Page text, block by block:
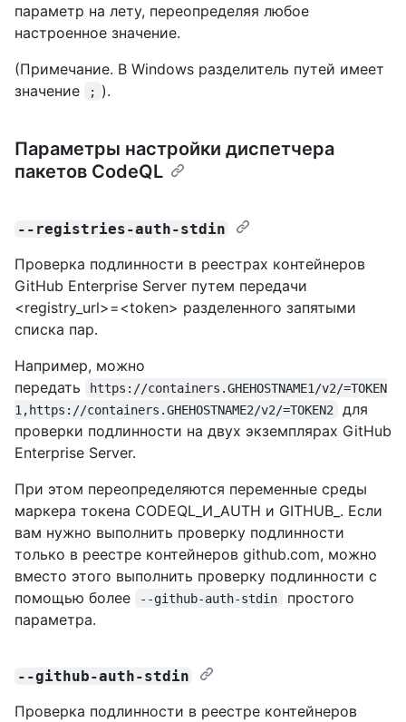
параметр на лету, переопределяя любое
настроенное значение.
(Примечание. В Windows разделитель путей имеет
значение
; ).
Параметры настройки диспетчера
пакетов CodeQL
--registries-auth-stdin
Проверка подлинности в реестрах контейнеров
GitHub Enterprise Server путем передачи
<registry_url>=<token> разделенного запятыми
списка пар.
Например, можно
передать
https://containers.GHEHOSTNAME1/v2/=TOKEN
1,https://containers.GHEHOSTNAME2/v2/=TOKEN2
для
проверки подлинности на двух экземплярах GitHub
Enterprise Server.
При этом переопределяются переменные среды
маркера токена CODEQL_И_AUTH и GITHUB_. Если
вам нужно выполнить проверку подлинности
только в реестре контейнеров github.com, можно
вместо этого выполнить проверку подлинности с
помощью более
--github-auth-stdin
простого
параметра.
--github-auth-stdin
Проверка подлинности в реестре контейнеров